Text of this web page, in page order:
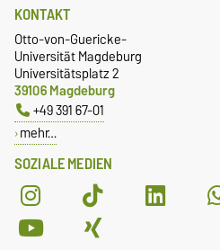
SOZIALE MEDIEN
KONTAKT
Otto-von-Guericke-
Universität Magdeburg
Universitätsplatz 2
39106 Magdeburg
+49 391 67-01
mehr…